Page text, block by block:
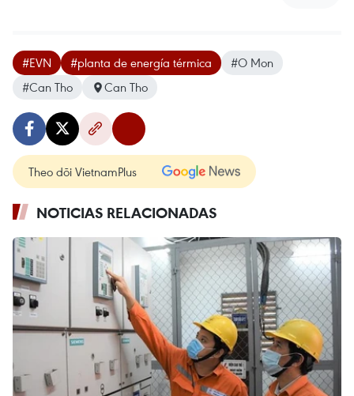
#EVN #planta de energía térmica
#O Mon
#Can Tho
Can Tho
Theo dõi VietnamPlus
NOTICIAS RELACIONADAS